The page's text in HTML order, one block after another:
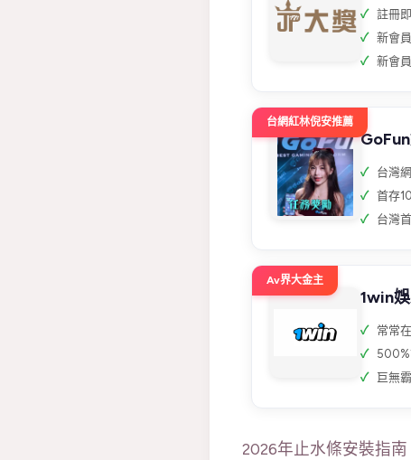
註冊
新會
新會
台網紅林倪安推薦
台灣
首存
台灣
Av界大金主
1win
常常
500%
巨無
2026年止水條安裝指